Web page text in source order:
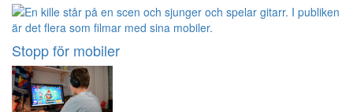
Stopp för mobiler